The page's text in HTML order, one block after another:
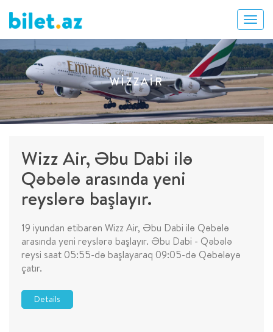
WIZZAIR
Wizz Air, Əbu Dabi ilə
Qəbələ arasında yeni
reyslərə başlayır.
19 iyundan etibarən Wizz Air, Əbu Dabi ilə Qəbələ
arasında yeni reyslərə başlayır. Əbu Dabi - Qəbələ
reysi saat 05:55-də başlayaraq 09:05-də Qəbələyə
çatır.
Details